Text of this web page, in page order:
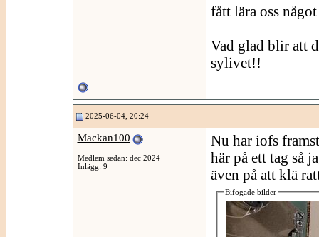
fått lära oss
Vad glad blir att
sylivet!!
2025-06-04, 20:24
Mackan100
Medlem sedan: dec 2024
Inlägg: 9
Nu har iofs
här på ett tag så
även på att klä
Bifogade bilder